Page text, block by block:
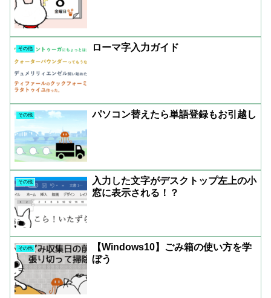
その他 ローマ字入力ガイド
その他 パソコン替えたら単語登録もお引越し
その他
入力した文字がデスクトップ左上の小
窓に表示される！？
その他
【Windows10】ごみ箱の使い方を学
ぼう